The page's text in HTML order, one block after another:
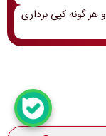
هر گونه کپی برداری